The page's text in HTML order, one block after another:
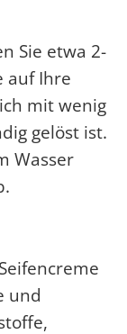
Sie etwa 2-
auf Ihre
mit wenig
gelöst ist.
Wasser
und